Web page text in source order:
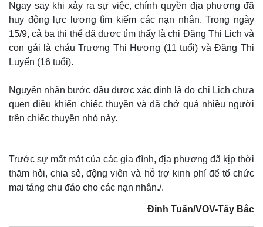
Ngay say khi xảy ra sự việc, chính quyền địa phương đã
huy động lực lương tìm kiếm các nạn nhân. Trong ngày
15/9, cả ba thi thể đã được tìm thấy là chị Đặng Thị Lịch và
con gái là cháu Trương Thị Hương (11 tuổi) và Đặng Thị
Luyến (16 tuổi).
Nguyên nhân bước đầu được xác định là do chị Lịch chưa
quen điều khiển chiếc thuyền và đã chở quá nhiều người
trên chiếc thuyền nhỏ này.
Trước sự mất mát của các gia đình, địa phương đã kịp thời
thăm hỏi, chia sẻ, động viên và hỗ trợ kinh phí để tổ chức
mai táng chu đáo cho các nạn nhân./.
Đinh Tuấn/VOV-Tây Bắc